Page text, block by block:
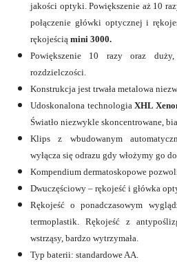
jakości optyki. Powiększenie aż 10
połączenie główki optycznej i
rękojeścią mini 3000.
Powiększenie 10 razy oraz
rozdzielczości.
Konstrukcja jest trwała metalowa
Udoskonalona technologiaXHL
Światło niezwykle skoncentrowane,
Klips z wbudowanym
wyłącza się odrazu gdy włożymy go
Kompendium dermatoskopowe
Dwuczęściowy – rękojeść i główka
Rękojeść o ponadczasowym
termoplastik. Rękojeść z
wstrząsy, bardzo wytrzymała.
Typ baterii: standardowe AA.